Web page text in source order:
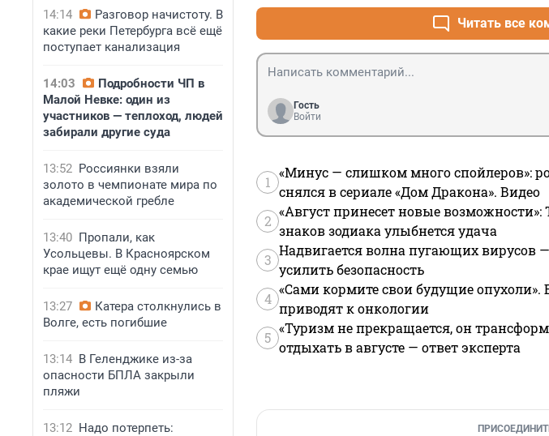
14:14
Разговор начистоту. В
какие реки Петербурга всё ещё
поступает канализация
14:03
Подробности ЧП в
Малой Невке: один из
участников — теплоход, людей
забирали другие суда
13:52 Россиянки взяли
золото в чемпионате мира по
академической гребле
13:40 Пропали, как
Усольцевы. В Красноярском
крае ищут ещё одну семью
13:27
Катера столкнулись в
Волге, есть погибшие
13:14 В Геленджике из-за
опасности БПЛА закрыли
пляжи
13:12 Надо потерпеть:
Читать все
Гость
Войти
1
«Минус — слишком много спойлеров»:
снялся в сериале «Дом Дракона». Видео
2
«Август принесет новые возможности»:
знаков зодиака улыбнется удача
3
Надвигается волна пугающих вирусов
усилить безопасность
4
«Сами кормите свои будущие
приводят к онкологии
5
«Туризм не прекращается, он
отдыхать в августе — ответ эксперта